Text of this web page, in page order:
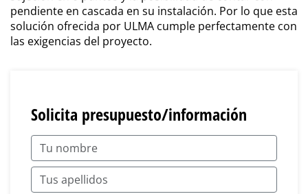
pendiente en cascada en su instalación. Por lo que esta
solución ofrecida por ULMA cumple perfectamente con
las exigencias del proyecto.
Solicita presupuesto/información